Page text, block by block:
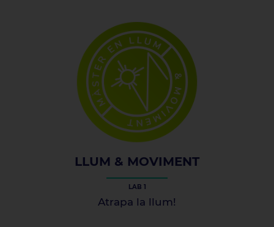
LLUM & MOVIMENT
LAB 1
Atrapa la llum!